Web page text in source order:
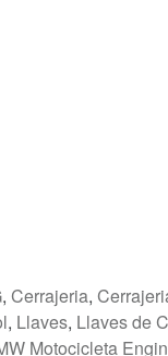
, Cerrajeria,
, Llaves, Llaves de
Motocicleta